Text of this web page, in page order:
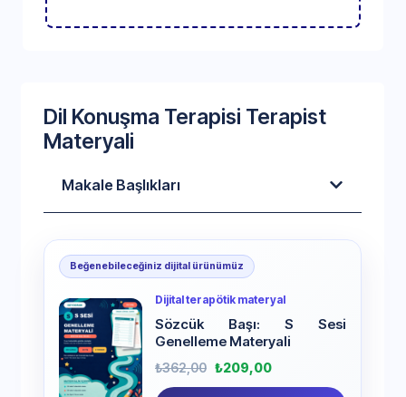
Dil Konuşma Terapisi Terapist
Materyali
Makale Başlıkları
Beğenebileceğiniz dijital ürünümüz
Dijital terapötik materyal
Sözcük Başı: S Sesi
Genelleme Materyali
₺362,00 ₺209,00